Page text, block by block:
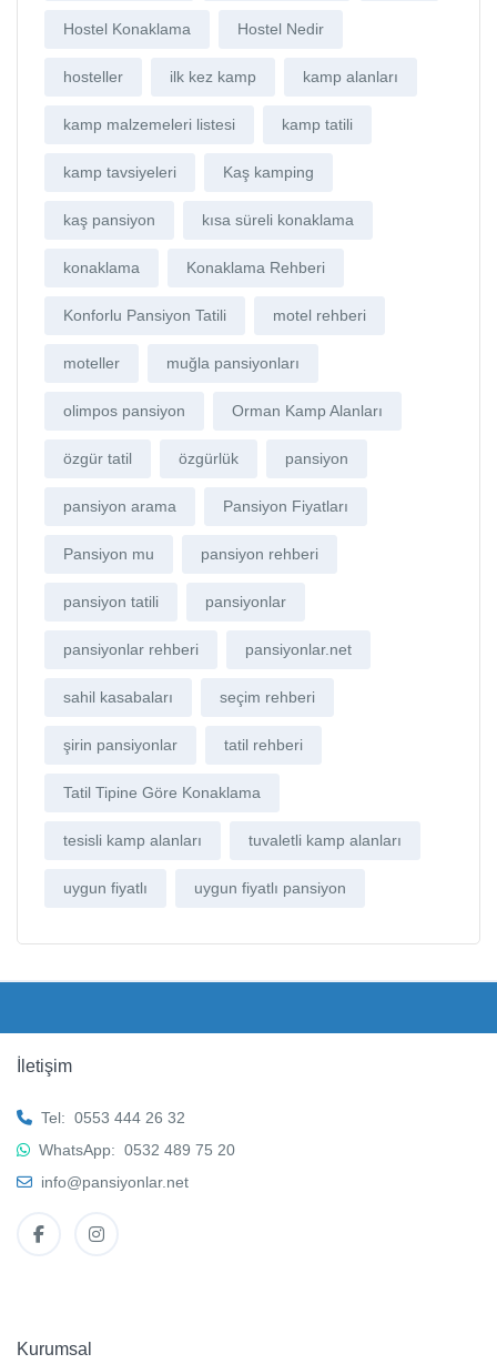
Hostel Konaklama Hostel Nedir
hosteller ilk kez kamp kamp alanları
kamp malzemeleri listesi kamp tatili
kamp tavsiyeleri Kaş kamping
kaş pansiyon kısa süreli konaklama
konaklama Konaklama Rehberi
Konforlu Pansiyon Tatili motel rehberi
moteller muğla pansiyonları
olimpos pansiyon Orman Kamp Alanları
özgür tatil özgürlük pansiyon
pansiyon arama Pansiyon Fiyatları
Pansiyon mu pansiyon rehberi
pansiyon tatili pansiyonlar
pansiyonlar rehberi pansiyonlar.net
sahil kasabaları seçim rehberi
şirin pansiyonlar tatil rehberi
Tatil Tipine Göre Konaklama
tesisli kamp alanları tuvaletli kamp alanları
uygun fiyatlı uygun fiyatlı pansiyon
İletişim
Tel: 0553 444 26 32
WhatsApp: 0532 489 75 20
info@pansiyonlar.net
Kurumsal